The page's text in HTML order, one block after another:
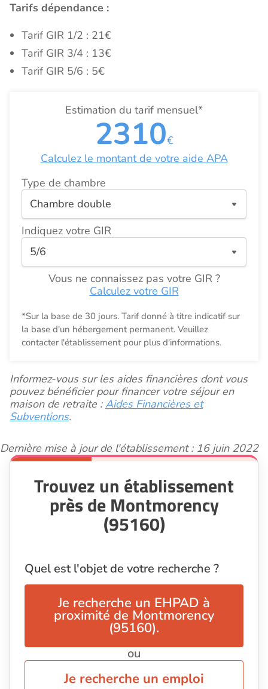
Tarifs dépendance :
Tarif GIR 1/2 : 21€
Tarif GIR 3/4 : 13€
Tarif GIR 5/6 : 5€
Estimation du tarif mensuel*
2310€
Calculez le montant de votre aide APA
Type de chambre
Indiquez votre GIR
Vous ne connaissez pas votre GIR ?
Calculez votre GIR
*Sur la base de 30 jours. Tarif donné à titre indicatif sur
la base d'un hébergement permanent. Veuillez
contacter l'établissement pour plus d'informations.
Informez-vous sur les aides financières dont vous
pouvez bénéficier pour financer votre séjour en
maison de retraite :Aides Financières et
Subventions.
Dernière mise à jour de l'établissement : 16 juin 2022
Trouvez un établissement
près de Montmorency
(95160)
Quel est l'objet de votre recherche ?
Je recherche un EHPAD à
proximité de Montmorency
(95160).
ou
Je recherche un emploi